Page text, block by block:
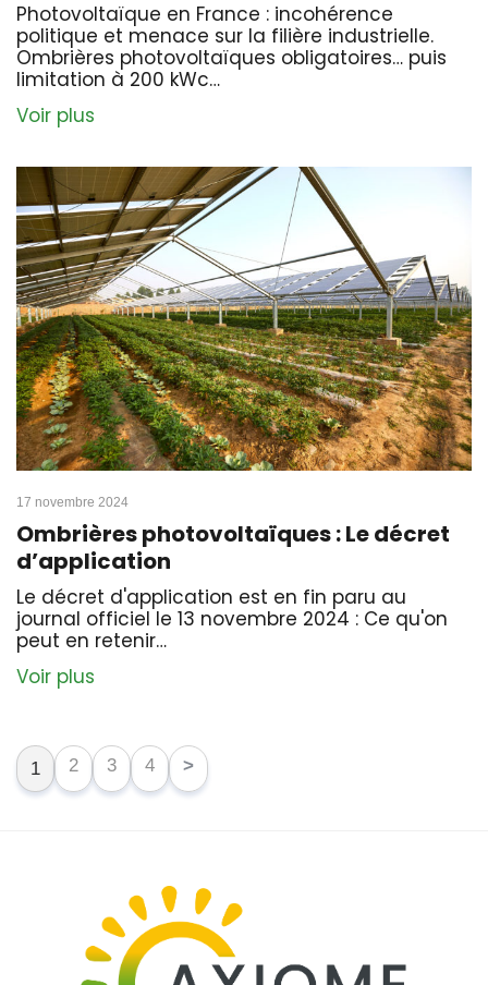
Photovoltaïque en France : incohérence
politique et menace sur la filière industrielle.
Ombrières photovoltaïques obligatoires… puis
limitation à 200 kWc…
Voir plus
17 novembre 2024
Ombrières photovoltaïques : Le décret
d’application
Le décret d'application est en fin paru au
journal officiel le 13 novembre 2024 : Ce qu'on
peut en retenir…
Voir plus
1 2 3 4 >